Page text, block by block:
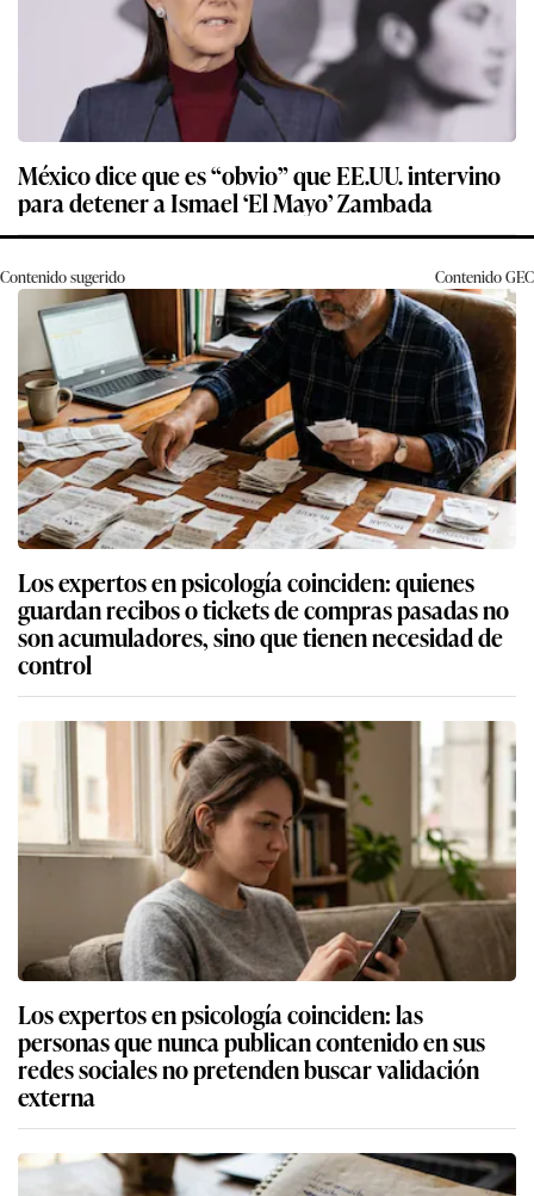
México dice que es “obvio” que EE.UU. intervino
para detener a Ismael ‘El Mayo’ Zambada
Contenido sugerido ContenidoGEC
Los expertos en psicología coinciden: quienes
guardan recibos o tickets de compras pasadas no
son acumuladores, sino que tienen necesidad de
control
Los expertos en psicología coinciden: las
personas que nunca publican contenido en sus
redes sociales no pretenden buscar validación
externa